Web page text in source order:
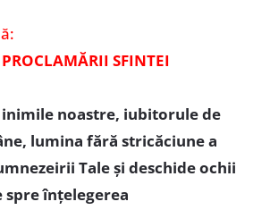
SFINTEI
noastre, iubitorule de
lumina fără stricăciune a
Tale și deschide ochii
înțelegerea